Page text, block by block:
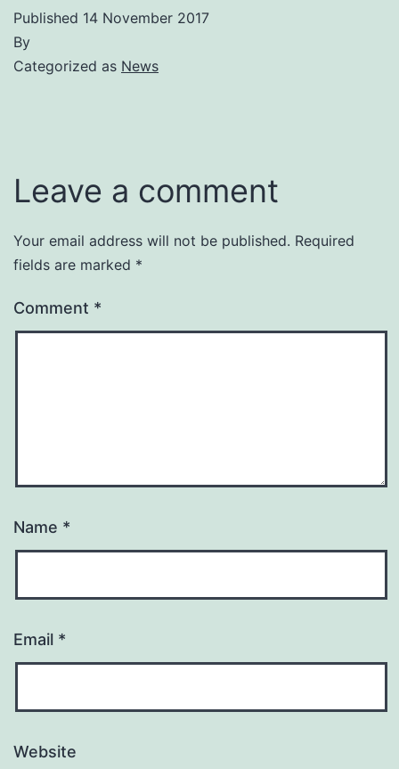
Published 14 November 2017
By
Categorized as News
Leave a comment
Your email address will not be published. Required
fields are marked *
Comment *
Name *
Email *
Website